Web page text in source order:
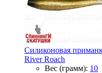
Силиконовая
River Roach
Вес (грамм): 10